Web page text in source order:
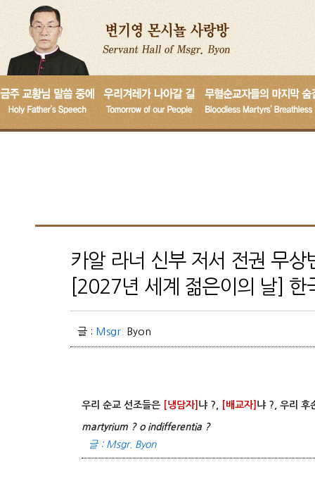
카알 라너 신부 저서 전권 무
[2027년 세계 젊은이의 날]
글 : Msgr. Byon
우리 순교 선조들은 [냉담자] 냐 ?, [배교자] 냐 ?, 우리 후
martyrium ? o indifferentia ?
글 : Msgr. Byon